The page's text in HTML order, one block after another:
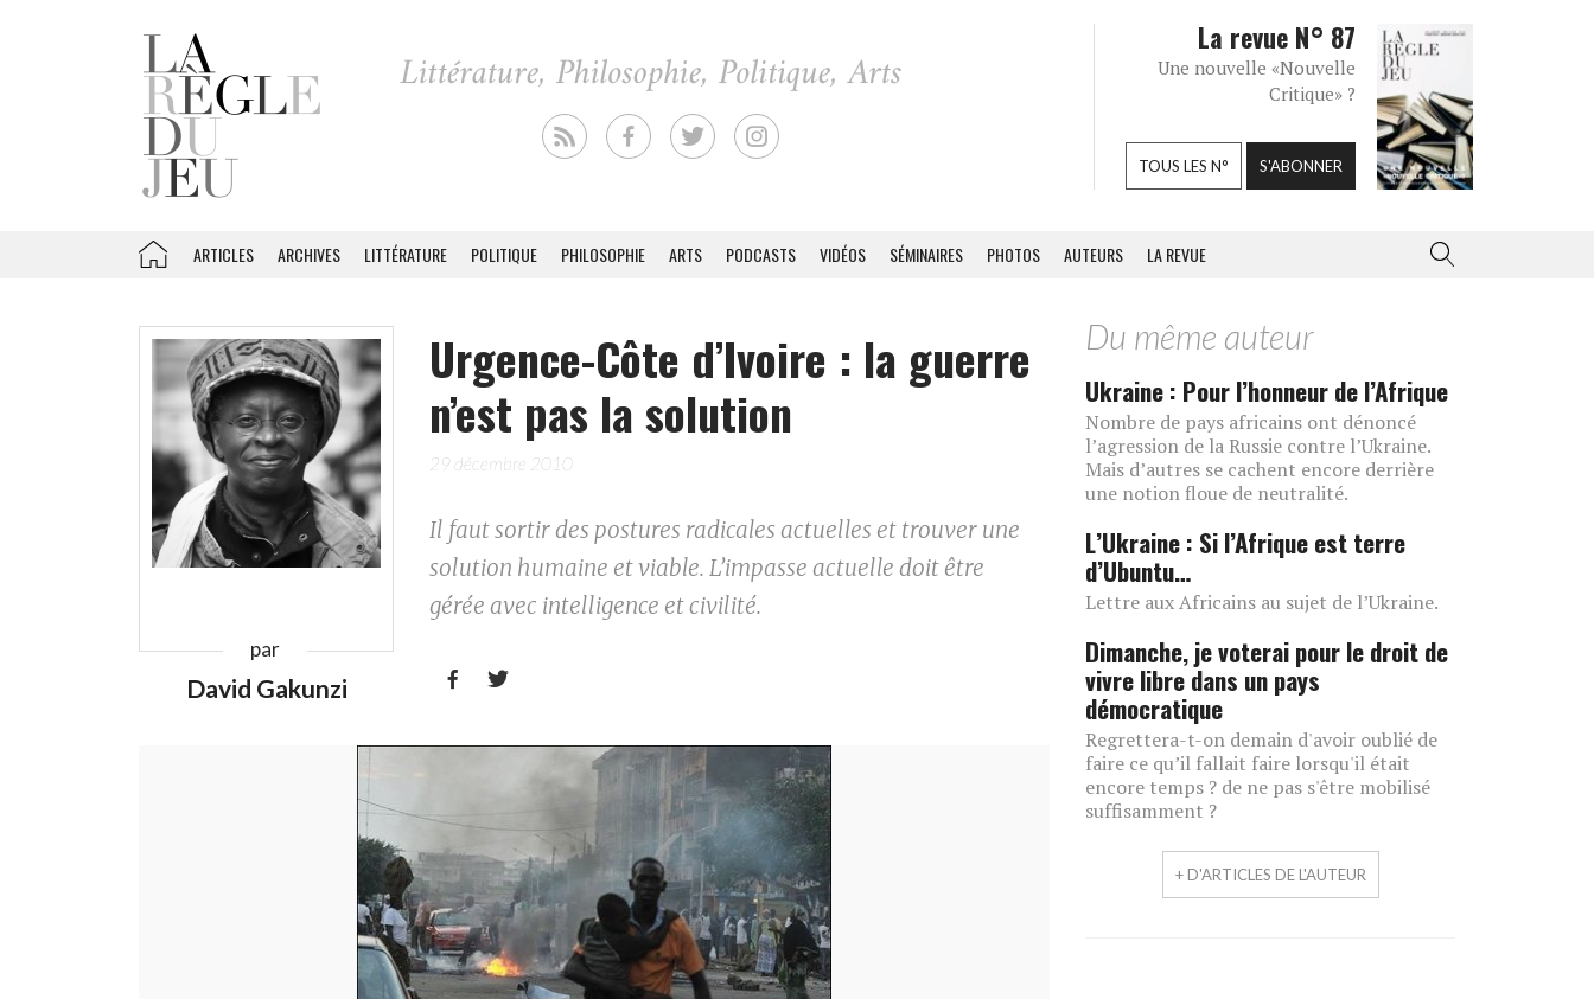
La revue N° 87
Une nouvelle «Nouvelle
Critique» ?
TOUS LES N° S'ABONNER
ARTICLES ARCHIVES LITTÉRATURE POLITIQUE PHILOSOPHIE ARTS PODCASTS VIDÉOS SÉMINAIRES PHOTOS AUTEURS LA REVUE
par
David Gakunzi
Urgence-Côte d’Ivoire : la guerre
n’est pas la solution
29 décembre 2010
Il faut sortir des postures radicales actuelles et trouver une
solution humaine et viable. L’impasse actuelle doit être
gérée avec intelligence et civilité.
 
Du même auteur
Ukraine : Pour l’honneur de l’Afrique
Nombre de pays africains ont dénoncé
l’agression de la Russie contre l’Ukraine.
Mais d’autres se cachent encore derrière
une notion floue de neutralité.
L’Ukraine : Si l’Afrique est terre
d’Ubuntu…
Lettre aux Africains au sujet de l’Ukraine.
Dimanche, je voterai pour le droit de
vivre libre dans un pays
démocratique
Regrettera-t-on demain d'avoir oublié de
faire ce qu’il fallait faire lorsqu'il était
encore temps ? de ne pas s'être mobilisé
suffisamment ?
+ D'ARTICLES DE L'AUTEUR